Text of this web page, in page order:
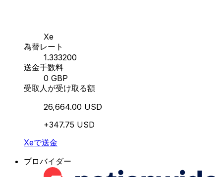
Xe
為替レート
1.333200
送金手数料
0 GBP
受取人が受け取る額
26,664.00 USD
+347.75 USD
Xeで送金
プロバイダー